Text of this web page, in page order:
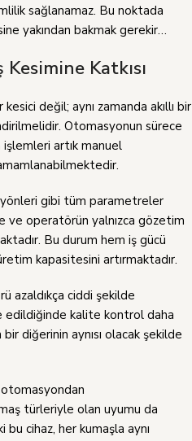
sağlanamaz. Bu noktada
yakından bakmak gerekir…
Katkısı
değil; aynı zamanda akıllı bir
Otomasyonun sürece
artık manuel
yönleri gibi tüm parametreler
ve operatörün yalnızca gözetim
Bu durum hem iş gücü
kapasitesini artırmaktadır.
azaldıkça ciddi şekilde
edildiğinde kalite kontrol daha
diğerinin aynısı olacak şekilde
otomasyondan
türleriyle olan uyumu da
cihaz, her kumaşla aynı